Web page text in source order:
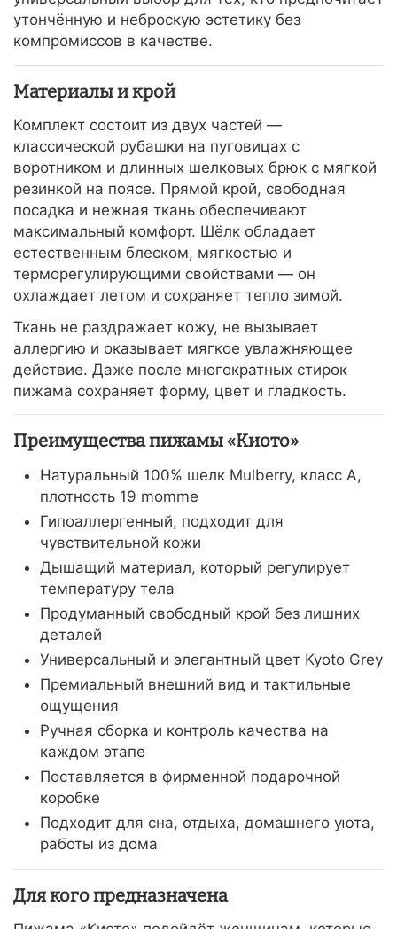
утончённую и неброскую эстетику без
компромиссов в качестве.
Материалы и крой
Комплект состоит из двух частей —
классической рубашки на пуговицах с
воротником и длинных шелковых брюк с мягкой
резинкой на поясе. Прямой крой, свободная
посадка и нежная ткань обеспечивают
максимальный комфорт. Шёлк обладает
естественным блеском, мягкостью и
терморегулирующими свойствами — он
охлаждает летом и сохраняет тепло зимой.
Ткань не раздражает кожу, не вызывает
аллергию и оказывает мягкое увлажняющее
действие. Даже после многократных стирок
пижама сохраняет форму, цвет и гладкость.
Преимущества пижамы «Киото»
Натуральный 100% шелк Mulberry, класс A,
плотность 19 momme
Гипоаллергенный, подходит для
чувствительной кожи
Дышащий материал, который регулирует
температуру тела
Продуманный свободный крой без лишних
деталей
Универсальный и элегантный цвет Kyoto Grey
Премиальный внешний вид и тактильные
ощущения
Ручная сборка и контроль качества на
каждом этапе
Поставляется в фирменной подарочной
коробке
Подходит для сна, отдыха, домашнего уюта,
работы из дома
Для кого предназначена